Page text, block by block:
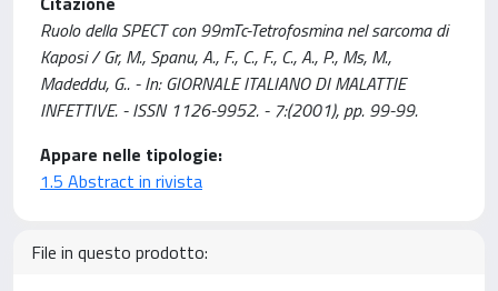
Ruolo della SPECT con 99mTc-Tetrofosmina nel sarcoma di
Kaposi / Gr, M., Spanu, A., F., C., F., C., A., P., Ms, M.,
Madeddu, G.. - In: GIORNALE ITALIANO DI MALATTIE
INFETTIVE. - ISSN 1126-9952. - 7:(2001), pp. 99-99.
Appare nelle tipologie:
1.5 Abstract in rivista
File in questo prodotto: